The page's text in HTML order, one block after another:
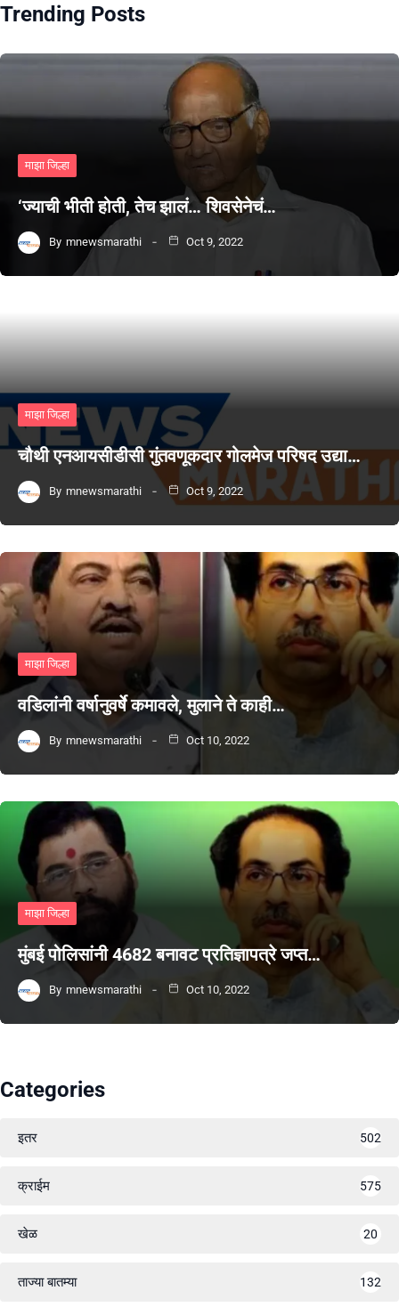
Trending Posts
माझा जिल्हा
‘ज्याची भीती होती, तेच झालं… शिवसेनेचं…
By mnewsmarathi Oct 9, 2022
माझा जिल्हा
चौथी एनआयसीडीसी गुंतवणूकदार गोलमेज परिषद उद्या…
By mnewsmarathi Oct 9, 2022
माझा जिल्हा
वडिलांनी वर्षानुवर्षे कमावले, मुलाने ते काही…
By mnewsmarathi Oct 10, 2022
माझा जिल्हा
मुंबई पोलिसांनी 4682 बनावट प्रतिज्ञापत्रे जप्त…
By mnewsmarathi Oct 10, 2022
Categories
इतर 502
क्राईम 575
खेळ 20
ताज्या बातम्या 132